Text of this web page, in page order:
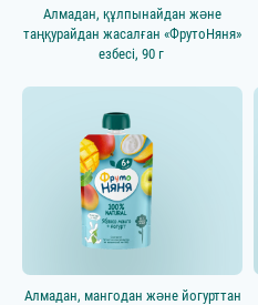
Алмадан, құлпынайдан және
таңқурайдан жасалған «ФрутоНяня»
езбесі, 90 г
Алмадан, мангодан және йогурттан